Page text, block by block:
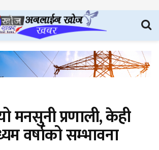
मनसुनी प्रणाली, केही
वर्षाको सम्भावना